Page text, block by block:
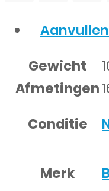
Gewicht
Afmetingen
Conditie
Merk